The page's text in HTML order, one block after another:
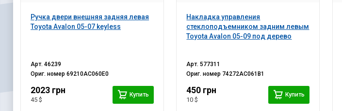
Ручка двери внешняя задняя левая
Toyota Avalon 05-07 keyless
Арт.46239
Ориг. номер69210AC060E0
2023 грн
45 $
Купить
Накладка управления
стеклоподъемником задним левым
Toyota Avalon 05-09 под дерево
Арт.577311
Ориг. номер 74272AC061B1
450 грн
10 $
Купить